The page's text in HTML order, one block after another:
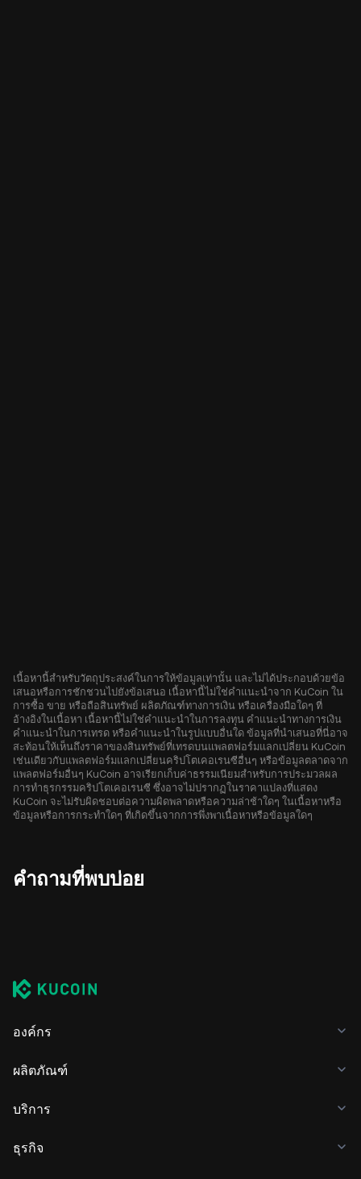
เนื้อหานี้สำหรับวัตถุประสงค์ในการให้ข้อมูลเท่านั้น และไม่ได้ประกอบด้วยข้อ
เสนอหรือการชักชวนไปยังข้อเสนอ เนื้อหานี้ไม่ใช่คำแนะนำจาก KuCoin ใน
การซื้อ ขาย หรือถือสินทรัพย์ ผลิตภัณฑ์ทางการเงิน หรือเครื่องมือใดๆ ที่
อ้างอิงในเนื้อหา เนื้อหานี้ไม่ใช่คำแนะนำในการลงทุน คำแนะนำทางการเงิน
คำแนะนำในการเทรด หรือคำแนะนำในรูปแบบอื่นใด ข้อมูลที่นำเสนอที่นี่อาจ
สะท้อนให้เห็นถึงราคาของสินทรัพย์ที่เทรดบนแพลตฟอร์มแลกเปลี่ยน KuCoin
เช่นเดียวกับแพลตฟอร์มแลกเปลี่ยนคริปโตเคอเรนซีอื่นๆ หรือข้อมูลตลาดจาก
แพลตฟอร์มอื่นๆ KuCoin อาจเรียกเก็บค่าธรรมเนียมสำหรับการประมวลผล
การทำธุรกรรมคริปโตเคอเรนซี ซึ่งอาจไม่ปรากฏในราคาแปลงที่แสดง
KuCoin จะไม่รับผิดชอบต่อความผิดพลาดหรือความล่าช้าใดๆ ในเนื้อหาหรือ
ข้อมูลหรือการกระทำใดๆ ที่เกิดขึ้นจากการพึ่งพาเนื้อหาหรือข้อมูลใดๆ
คำถามที่พบบ่อย
องค์กร
ผลิตภัณฑ์
บริการ
ธุรกิจ